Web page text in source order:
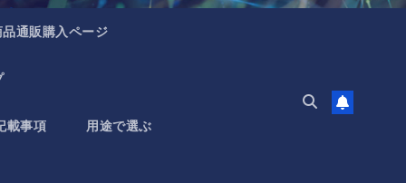
通販購入ページ
載事項 用途で選ぶ